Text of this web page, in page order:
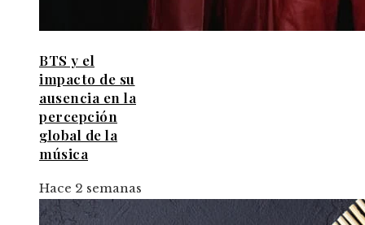
BTS y el
impacto de su
ausencia en la
percepción
global de la
música
Hace 2 semanas